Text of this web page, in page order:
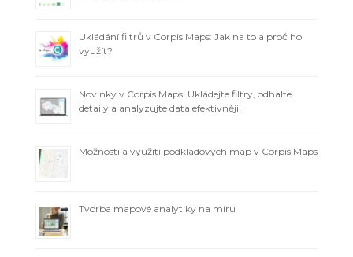
Ukládání filtrů v Corpis Maps: Jak na to a proč ho
využít?
Novinky v Corpis Maps: Ukládejte filtry, odhalte
detaily a analyzujte data efektivněji!
Možnosti a využití podkladových map v Corpis Maps
Tvorba mapové analytiky na míru